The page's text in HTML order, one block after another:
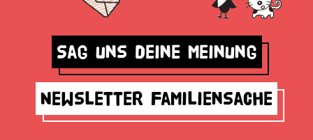
Sag uns deine Meinung
Newsletter Familiensache